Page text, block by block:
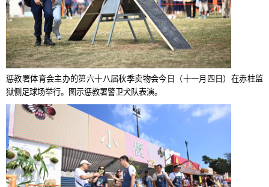
惩教署体育会主办的第六十八届秋季卖物会今日（十一月四日）在赤柱监
狱侧足球场举行。图示惩教署警卫犬队表演。